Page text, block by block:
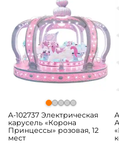
A-102737 Электрическая
карусель «Корона
Принцессы» розовая, 12
мест